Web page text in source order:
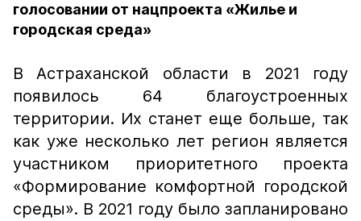
голосовании от нацпроекта «Жилье и
городская среда»
В Астраханской области в 2021 году
появилось 64 благоустроенных
территории. Их станет еще больше, так
как уже несколько лет регион является
участником приоритетного проекта
«Формирование комфортной городской
среды». В 2021 году было запланировано